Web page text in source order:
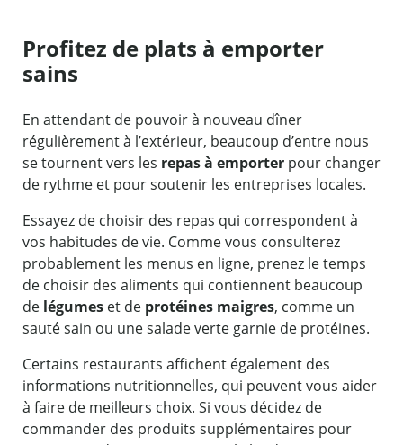
Profitez de plats à emporter
sains
En attendant de pouvoir à nouveau dîner
régulièrement à l’extérieur, beaucoup d’entre nous
se tournent vers les repas à emporter pour changer
de rythme et pour soutenir les entreprises locales.
Essayez de choisir des repas qui correspondent à
vos habitudes de vie. Comme vous consulterez
probablement les menus en ligne, prenez le temps
de choisir des aliments qui contiennent beaucoup
de légumes et de protéines maigres, comme un
sauté sain ou une salade verte garnie de protéines.
Certains restaurants affichent également des
informations nutritionnelles, qui peuvent vous aider
à faire de meilleurs choix. Si vous décidez de
commander des produits supplémentaires pour